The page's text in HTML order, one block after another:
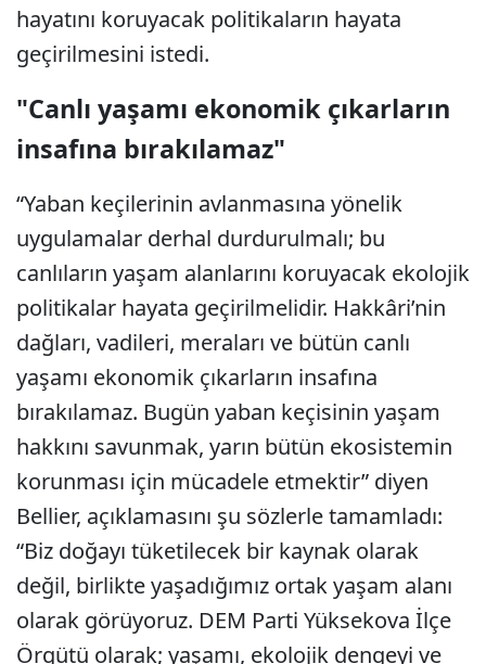
hayatını koruyacak politikaların hayata
geçirilmesini istedi.
"Canlı yaşamı ekonomik çıkarların
insafına bırakılamaz"
“Yaban keçilerinin avlanmasına yönelik
uygulamalar derhal durdurulmalı; bu
canlıların yaşam alanlarını koruyacak ekolojik
politikalar hayata geçirilmelidir. Hakkâri’nin
dağları, vadileri, meraları ve bütün canlı
yaşamı ekonomik çıkarların insafına
bırakılamaz. Bugün yaban keçisinin yaşam
hakkını savunmak, yarın bütün ekosistemin
korunması için mücadele etmektir” diyen
Bellier, açıklamasını şu sözlerle tamamladı:
“Biz doğayı tüketilecek bir kaynak olarak
değil, birlikte yaşadığımız ortak yaşam alanı
olarak görüyoruz. DEM Parti Yüksekova İlçe
Örgütü olarak; yaşamı, ekolojik dengeyi ve